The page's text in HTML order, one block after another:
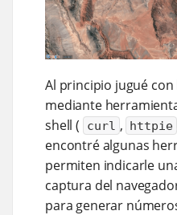
Al principio jugué
mediante
shell (
curl , httpie
encontré algunas
permiten indicarle
captura del
para generar